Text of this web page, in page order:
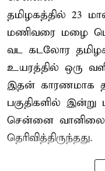
தமிழகத்தில் 23
மணிவரை மழை
வட கடலோர
உயரத்தில் ஒரு
இதன் காரணமாக
பகுதிகளில்
சென்னை
தெரிவித்திருந்தது.